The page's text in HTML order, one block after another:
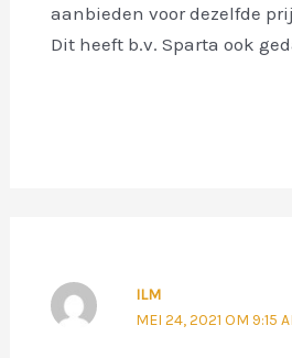
aanbieden voor dezelfde
Dit heeft b.v. Sparta ook
ILM
MEI 24, 2021 OM 9:15